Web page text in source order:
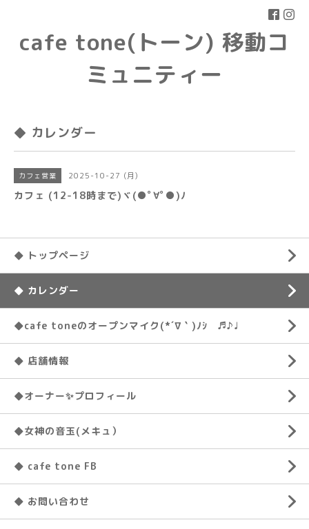
cafe tone(トーン) 移動コ
ミュニティー
◆ カレンダー
カフェ営業 2025-10-27 (月)
カフェ (12-18時まで)ヾ(●ﾟ∀ﾟ●)ﾉ
◆ トップページ
◆ カレンダー
◆cafe toneのオープンマイク(*´∇｀)ﾉｼ ♬♪♩
◆ 店舗情報
◆オーナー✨プロフィール
◆女神の音玉(メキュ）
◆ cafe tone FB
◆ お問い合わせ